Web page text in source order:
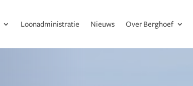
Loonadministratie Nieuws Over Berghoef